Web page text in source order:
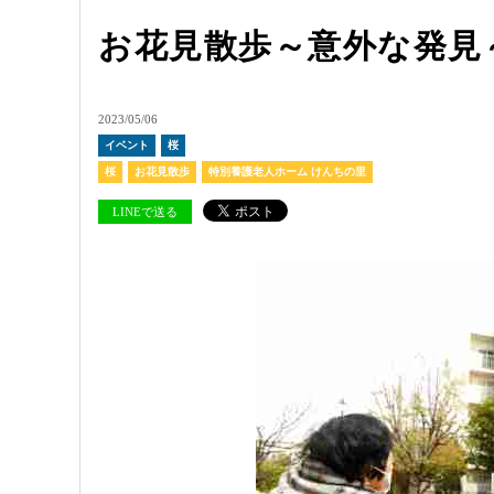
お花見散歩～意外な発見
2023/05/06
イベント 桜
桜 お花見散歩 特別養護老人ホーム けんちの里
LINEで送る